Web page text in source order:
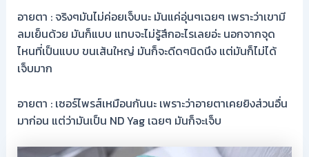
อายตา : จริงๆมันไม่ค่อยเจ็บนะ มันแค่อุ่นๆเฉยๆ เพราะว่าเขามี
ลมเย็นด้วย มันก็แบบ แทบจะไม่รู้สึกอะไรเลยอ่ะ นอกจากจุด
ไหนที่เป็นแบบ ขนเส้นใหญ่ มันก็จะดีดๆนิดนึง แต่มันก็ไม่ได้
เจ็บมาก
อายตา : เซอร์ไพรส์เหมือนกันนะ เพราะว่าอายตาเคยยิงส่วนอื่น
มาก่อน แต่ว่ามันเป็น ND Yag เฉยๆ มันก็จะเจ็บ